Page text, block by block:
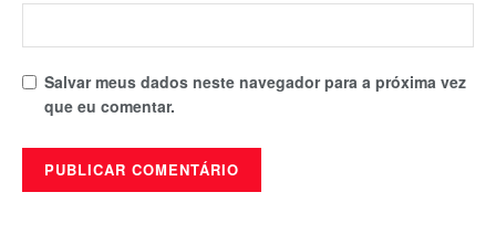
Salvar meus dados neste navegador para a próxima vez
que eu comentar.